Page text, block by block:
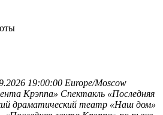
19:00:00 Europe/Moscow
Крэппа» Спектакль «Последняя
драматический театр «Наш дом»